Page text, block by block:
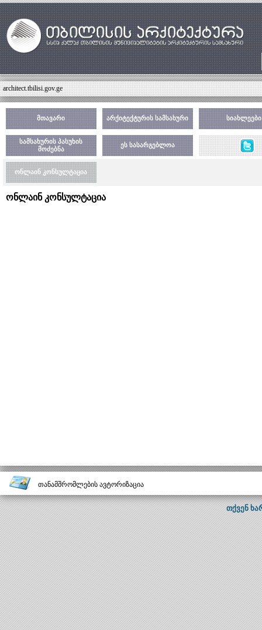
architect.tbilisi.gov.ge
მთავარი არქიტექტურის სამსახური სიახლეები
სამსახურის პასუხის
მოძებნა
ეს სასარგებლოა
ონლაინ კონსულტაცია
ონლაინ კონსულტაცია
თანამშრომლების ავტორიზაცია
თქვენ